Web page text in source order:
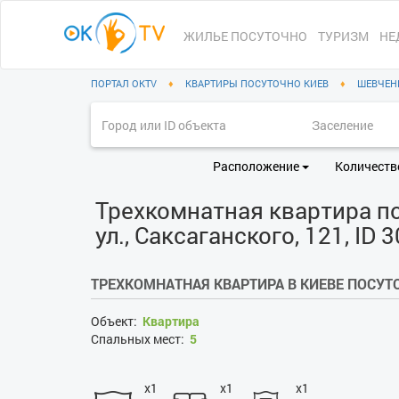
ЖИЛЬЕ ПОСУТОЧНО ТУРИЗМ
ПОРТАЛ OKTV ♦ КВАРТИРЫ ПОСУТОЧНО КИЕВ ♦
Расположение
Трехкомнатная квартира
ул., Саксаганского, 121, ID
ТРЕХКОМНАТНАЯ КВАРТИРА В КИЕВЕ
Объект: Квартира
Спальных мест: 5
x1 x1 x1